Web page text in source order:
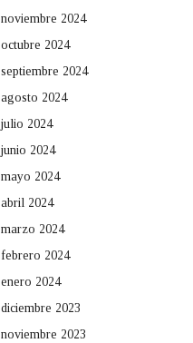
noviembre 2024
octubre 2024
septiembre 2024
agosto 2024
julio 2024
junio 2024
mayo 2024
abril 2024
marzo 2024
febrero 2024
enero 2024
diciembre 2023
noviembre 2023